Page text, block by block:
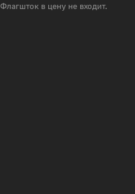
Флагшток в цену не входит.